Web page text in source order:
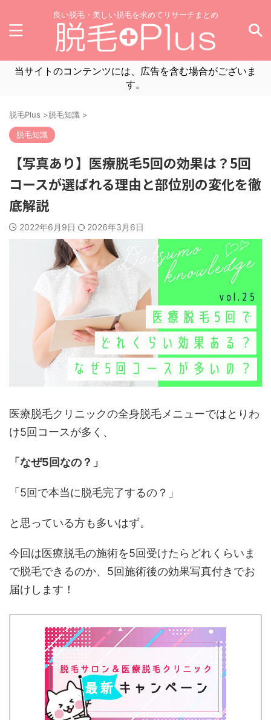
良い脱毛・美しい脱毛を求めてリサーチまとめ
当サイトのコンテンツには、広告を含む場合がございま
す。
脱毛Plus >脱毛知識 >
脱毛知識
【写真あり】医療脱毛5回の効果は？5回
コースが選ばれる理由と部位別の変化を徹
底解説
2022年6月9日 2026年3月6日
医療脱毛クリニックの全身脱毛メニューではとりわ
け5回コースが多く、
「なぜ5回なの？」
「5回で本当に脱毛完了するの？」
と思っている方も多いはず。
今回は医療脱毛の施術を5回受けたらどれくらいま
で脱毛できるのか、5回施術後の効果写真付きでお
届けします！